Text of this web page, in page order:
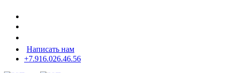
Написать нам
+7.916.026.46.56